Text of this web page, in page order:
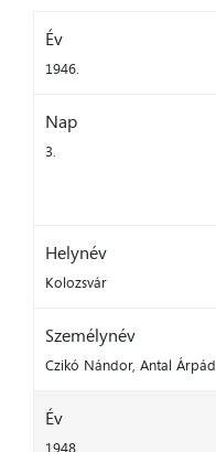
Év
1946.
Nap
3.
Helynév
Kolozsvár
Személynév
Czikó Nándor, Antal Árpád
Év
1948.